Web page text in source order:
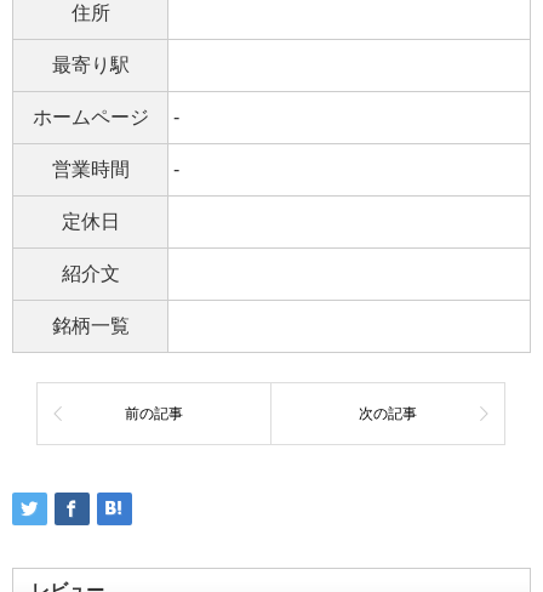
住所
最寄り駅
ホームページ -
営業時間 -
定休日
紹介文
銘柄一覧
前の記事 次の記事